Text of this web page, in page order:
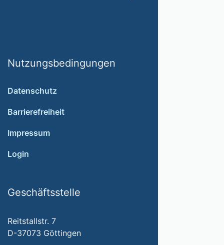
Nutzungsbedingungen
Datenschutz
Barrierefreiheit
Impressum
Login
Geschäftsstelle
Reitstallstr. 7
D-37073 Göttingen